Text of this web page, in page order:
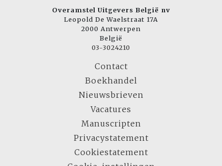
Overamstel Uitgevers België nv
Leopold De Waelstraat 17A
2000 Antwerpen
België
03-3024210
Contact
Boekhandel
Nieuwsbrieven
Vacatures
Manuscripten
Privacystatement
Cookiestatement